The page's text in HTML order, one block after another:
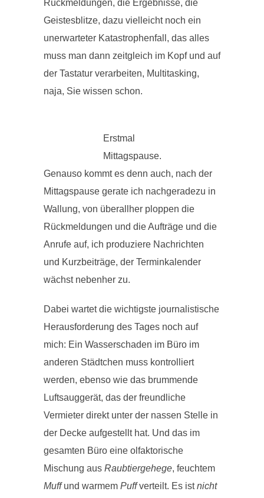
Rückmeldungen, die Ergebnisse, die
Geistesblitze, dazu vielleicht noch ein
unerwarteter Katastrophenfall, das alles
muss man dann zeitgleich im Kopf und auf
der Tastatur verarbeiten, Multitasking,
naja, Sie wissen schon.
Erstmal
Mittagspause.
Genauso kommt es denn auch, nach der
Mittagspause gerate ich nachgeradezu in
Wallung, von überallher ploppen die
Rückmeldungen und die Aufträge und die
Anrufe auf, ich produziere Nachrichten
und Kurzbeiträge, der Terminkalender
wächst nebenher zu.
Dabei wartet die wichtigste journalistische
Herausforderung des Tages noch auf
mich: Ein Wasserschaden im Büro im
anderen Städtchen muss kontrolliert
werden, ebenso wie das brummende
Luftsauggerät, das der freundliche
Vermieter direkt unter der nassen Stelle in
der Decke aufgestellt hat. Und das im
gesamten Büro eine olfaktorische
Mischung aus Raubtiergehege, feuchtem
Muffund warmem Puffverteilt. Es istnicht